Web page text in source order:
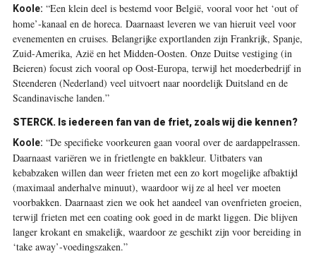
Koole: “Een klein deel is bestemd voor België, vooral voor het ‘out of
home’-kanaal en de horeca. Daarnaast leveren we van hieruit veel voor
evenementen en cruises. Belangrijke exportlanden zijn Frankrijk, Spanje,
Zuid-Amerika, Azië en het Midden-Oosten. Onze Duitse vestiging (in
Beieren) focust zich vooral op Oost-Europa, terwijl het moederbedrijf in
Steenderen (Nederland) veel uitvoert naar noordelijk Duitsland en de
Scandinavische landen.”
STERCK. Is iedereen fan van de friet, zoals wij die kennen?
Koole: “De specifieke voorkeuren gaan vooral over de aardappelrassen.
Daarnaast variëren we in frietlengte en bakkleur. Uitbaters van
kebabzaken willen dan weer frieten met een zo kort mogelijke afbaktijd
(maximaal anderhalve minuut), waardoor wij ze al heel ver moeten
voorbakken. Daarnaast zien we ook het aandeel van ovenfrieten groeien,
terwijl frieten met een coating ook goed in de markt liggen. Die blijven
langer krokant en smakelijk, waardoor ze geschikt zijn voor bereiding in
‘take away’-voedingszaken.”